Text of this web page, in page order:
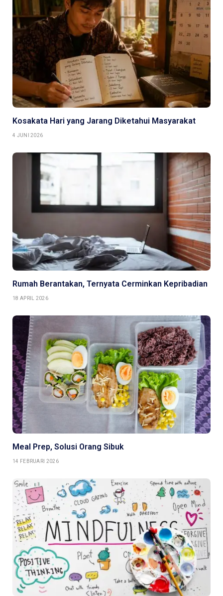
Kosakata Hari yang Jarang Diketahui Masyarakat
4 JUNI 2026
Rumah Berantakan, Ternyata Cerminkan Kepribadian
18 APRIL 2026
Meal Prep, Solusi Orang Sibuk
14 FEBRUARI 2026